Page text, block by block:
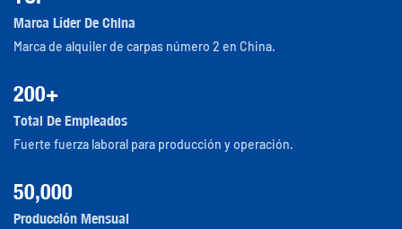
Marca Líder De China
Marca de alquiler de carpas número 2 en China.
200+
Total De Empleados
Fuerte fuerza laboral para producción y operación.
50,000
Producción Mensual